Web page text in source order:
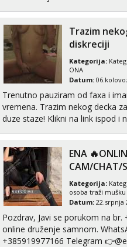
cekam te!
Trazim
diskreciji
Kategorija:
ONA
Datum:
Trenutno pauziram od faxa i
vremena. Trazim nekog decka
duze staze! Klikni na link ispod i nadji me tamo,
ENA
CAM/CHAT/
Kategorija:
osoba traži
Datum: 22.srpnja
Pozdrav, Javi se porukom na br. +385919977166 za
online druženje samnom. WhatsApp 👉
+385919977166 Telegram